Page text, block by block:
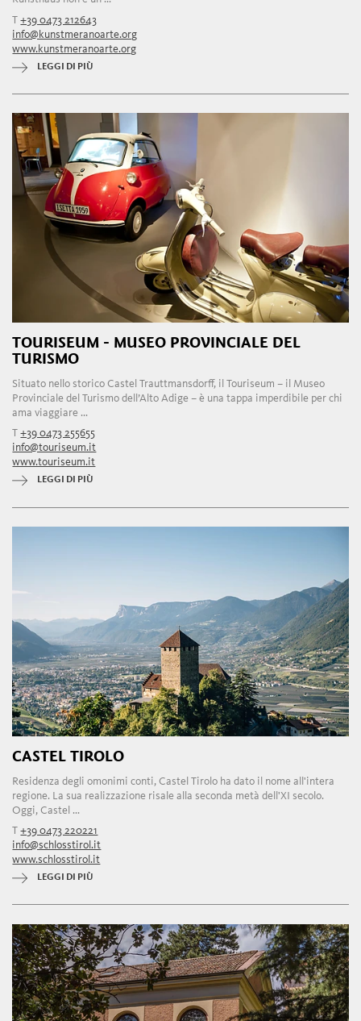
T+39 0473 212643
info@kunstmeranoarte.org
www.kunstmeranoarte.org
LEGGI DI PIÙ
TOURISEUM - MUSEO PROVINCIALE DEL
TURISMO
Situato nello storico Castel Trauttmansdorff, il Touriseum – il Museo
Provinciale del Turismo dell’Alto Adige – è una tappa imperdibile per chi
ama viaggiare ...
T+39 0473 255655
info@touriseum.it
www.touriseum.it
LEGGI DI PIÙ
CASTEL TIROLO
Residenza degli omonimi conti, Castel Tirolo ha dato il nome all'intera
regione. La sua realizzazione risale alla seconda metà dell'XI secolo.
Oggi, Castel ...
T+39 0473 220221
info@schlosstirol.it
www.schlosstirol.it
LEGGI DI PIÙ